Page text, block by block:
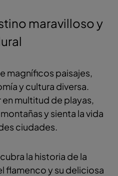
maravilloso y
magníficos paisajes,
y cultura diversa.
multitud de playas,
y sienta la vida
ciudades.
la historia de la
flamenco y su deliciosa